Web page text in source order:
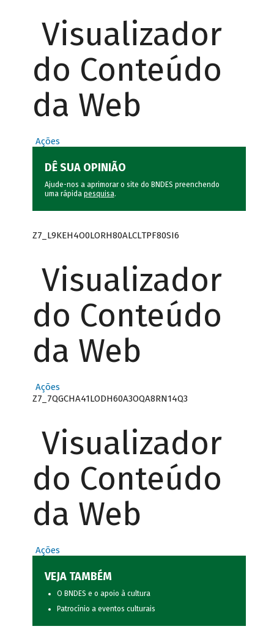
Visualizador
do Conteúdo
da Web
Ações
DÊ SUA OPINIÃO
Ajude-nos a aprimorar o site do BNDES preenchendo
uma rápida pesquisa.
Z7_L9KEH4O0LORH80ALCLTPF80SI6
Visualizador
do Conteúdo
da Web
Ações
Z7_7QGCHA41LODH60A3OQA8RN14Q3
Visualizador
do Conteúdo
da Web
Ações
VEJA TAMBÉM
O BNDES e o apoio à cultura
Patrocínio a eventos culturais